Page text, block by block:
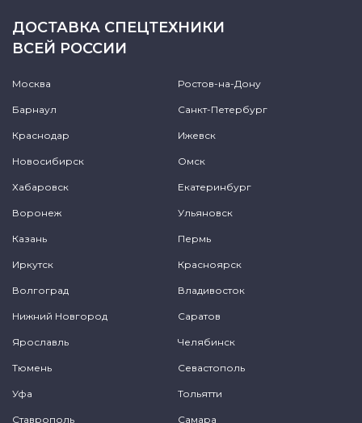
ДОСТАВКА СПЕЦТЕХНИКИ
ВСЕЙ РОССИИ
Москва Ростов-на-Дону
Барнаул Санкт-Петербург
Краснодар Ижевск
Новосибирск Омск
Хабаровск Екатеринбург
Воронеж Ульяновск
Казань Пермь
Иркутск Красноярск
Волгоград Владивосток
Нижний Новгород Саратов
Ярославль Челябинск
Тюмень Севастополь
Уфа Тольятти
Ставрополь Самара